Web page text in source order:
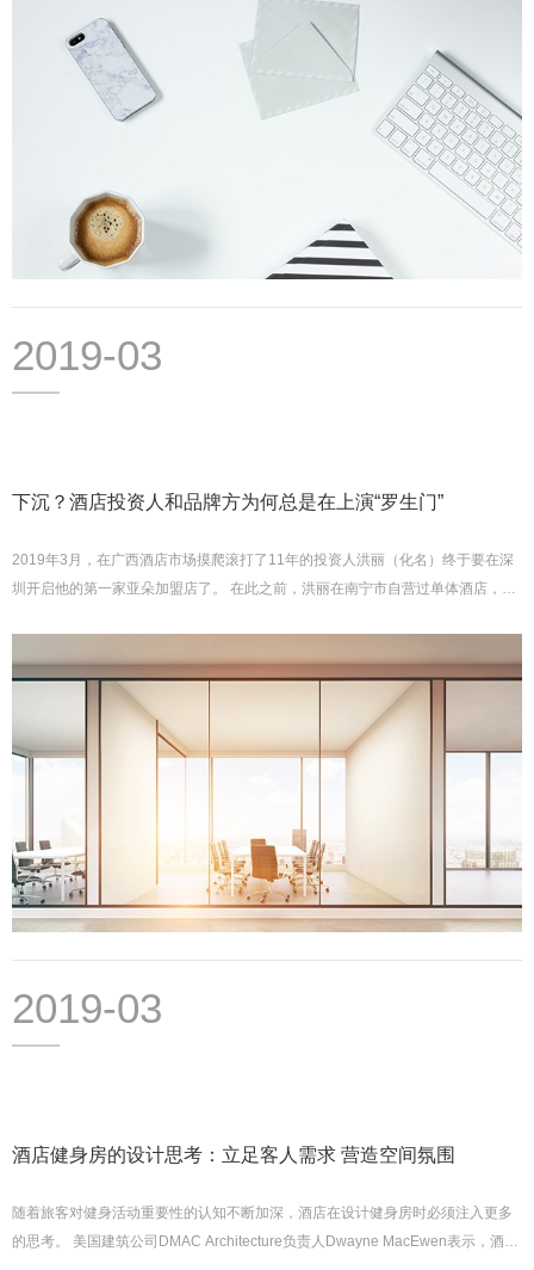
2019-03
下沉？酒店投资人和品牌方为何总是在上演“罗生门”
2019年3月，在广西酒店市场摸爬滚打了11年的投资人洪丽（化名）终于要在深
圳开启他的第一家亚朵加盟店了。 在此之前，洪丽在南宁市自营过单体酒店，也
2019-03
酒店健身房的设计思考：立足客人需求 营造空间氛围
随着旅客对健身活动重要性的认知不断加深，酒店在设计健身房时必须注入更多
的思考。 美国建筑公司DMAC Architecture负责人Dwayne MacEwen表示，酒店